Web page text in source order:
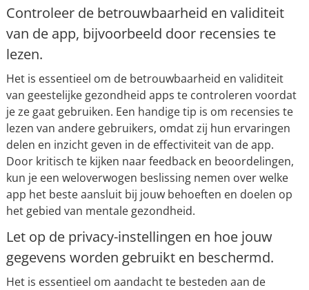
Controleer de betrouwbaarheid en validiteit
van de app, bijvoorbeeld door recensies te
lezen.
Het is essentieel om de betrouwbaarheid en validiteit
van geestelijke gezondheid apps te controleren voordat
je ze gaat gebruiken. Een handige tip is om recensies te
lezen van andere gebruikers, omdat zij hun ervaringen
delen en inzicht geven in de effectiviteit van de app.
Door kritisch te kijken naar feedback en beoordelingen,
kun je een weloverwogen beslissing nemen over welke
app het beste aansluit bij jouw behoeften en doelen op
het gebied van mentale gezondheid.
Let op de privacy-instellingen en hoe jouw
gegevens worden gebruikt en beschermd.
Het is essentieel om aandacht te besteden aan de